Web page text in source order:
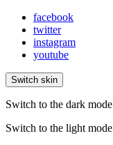
facebook
twitter
instagram
youtube
Switch skin
Switch to the dark
Switch to the light